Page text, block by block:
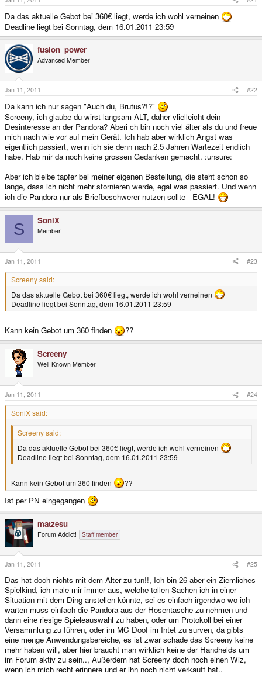
Da das aktuelle Gebot bei 360€ liegt, werde ich wohl verneinen
Deadline liegt bei Sonntag, dem 16.01.2011 23:59
fusion_power
Advanced Member
Jan 11, 2011 #22
Da kann ich nur sagen "Auch du, Brutus?!?"
Screeny, ich glaube du wirst langsam ALT, daher vlielleicht dein
Desinteresse an der Pandora? Aberi ch bin noch viel älter als du und freue
mich nach wie vor auf mein Gerät. Ich hab aber wirklich Angst was
eigentlich passiert, wenn ich sie denn nach 2.5 Jahren Wartezeit endlich
habe. Hab mir da noch keine grossen Gedanken gemacht. :unsure:
Aber ich bleibe tapfer bei meiner eigenen Bestellung, die steht schon so
lange, dass ich nicht mehr stornieren werde, egal was passiert. Und wenn
ich die Pandora nur als Briefbeschwerer nutzen sollte - EGAL!
S SoniX
Member
Jan 11, 2011 #23
Screeny said:
Da das aktuelle Gebot bei 360€ liegt, werde ich wohl verneinen
Deadline liegt bei Sonntag, dem 16.01.2011 23:59
Kann kein Gebot um 360 finden ??
Screeny
Well-Known Member
Jan 11, 2011 #24
SoniX said:
Screeny said:
Da das aktuelle Gebot bei 360€ liegt, werde ich wohl verneinen
Deadline liegt bei Sonntag, dem 16.01.2011 23:59
Kann kein Gebot um 360 finden ??
Ist per PN eingegangen
matzesu
Forum Addict! Staff member
Jan 11, 2011 #25
Das hat doch nichts mit dem Alter zu tun!!, Ich bin 26 aber ein Ziemliches
Spielkind, ich male mir immer aus, welche tollen Sachen ich in einer
Situation mit dem Ding anstellen könnte, sei es einfach irgendwo wo ich
warten muss einfach die Pandora aus der Hosentasche zu nehmen und
dann eine riesige Spieleauswahl zu haben, oder um Protokoll bei einer
Versammlung zu führen, oder im MC Doof im Intet zu surven, da gibts
eine menge Anwendungsbereiche, es ist zwar schade das Screeny keine
mehr haben will, aber hier braucht man wirklich keine der Handhelds um
im Forum aktiv zu sein.., Außerdem hat Screeny doch noch einen Wiz,
wenn ich mich recht erinnere und er ihn noch nicht verkauft hat..